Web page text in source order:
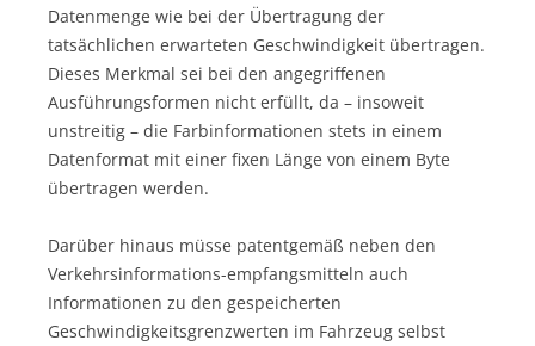
Datenmenge wie bei der Übertragung der
tatsächlichen erwarteten Geschwindigkeit übertragen.
Dieses Merkmal sei bei den angegriffenen
Ausführungsformen nicht erfüllt, da – insoweit
unstreitig – die Farbinformationen stets in einem
Datenformat mit einer fixen Länge von einem Byte
übertragen werden.
Darüber hinaus müsse patentgemäß neben den
Verkehrsinformations-empfangsmitteln auch
Informationen zu den gespeicherten
Geschwindigkeitsgrenzwerten im Fahrzeug selbst